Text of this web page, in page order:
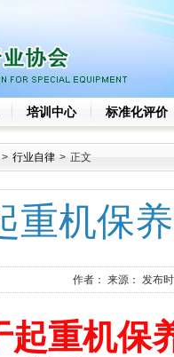
培训中心 标准化评价
> 行业自律 > 正文
重机保
作者： 来源： 发布
起重机保